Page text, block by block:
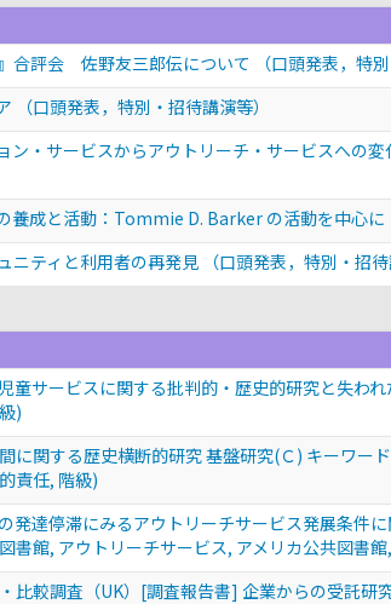
合評会 佐野友三郎伝について
（口頭発表，特
（口頭発表，特別・招待講演等）
ン・サービスからアウトリーチ・サービスへの
養成と活動：Tommie D. Barker の活動を中心に
ニティと利用者の再発見
（口頭発表，特別・招待
童サービスに関する批判的・歴史的研究と失わ
)
に関する歴史横断的研究 基盤研究(Ｃ) キーワー
責任, 階級)
発達停滞にみるアウトリーチサービス発展条件
書館, アウトリーチサービス, アメリカ公共図書
比較調査（UK）[調査報告書] 企業からの受託研